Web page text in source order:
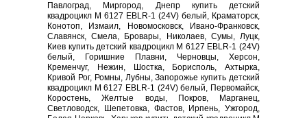
Павлоград, Миргород, Днепр купить детский
квадроцикл M 6127 EBLR-1 (24V) белый, Краматорск,
Конотоп, Измаил, Новомосковск, Ивано-Франковск,
Славянск, Смела, Бровары, Николаев, Сумы, Луцк,
Киев купить детский квадроцикл M 6127 EBLR-1 (24V)
белый, Горишние Плавни, Черновцы, Херсон,
Кременчуг, Нежин, Шостка, Борисполь, Ахтырка,
Кривой Рог, Ромны, Лубны, Запорожье купить детский
квадроцикл M 6127 EBLR-1 (24V) белый, Первомайск,
Коростень, Желтые воды, Покров, Марганец,
Светловодск, Шепетовка, Фастов, Ирпень, Ужгород,